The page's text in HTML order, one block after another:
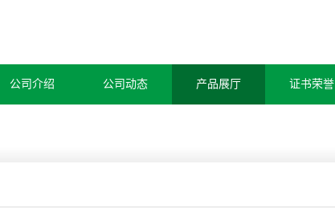
公司介绍 公司动态 产品展厅 证书荣誉